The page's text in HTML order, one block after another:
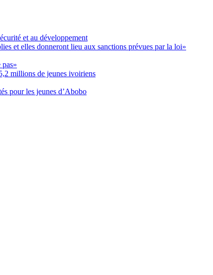
et au développement
et elles donneront lieu aux sanctions prévues par la loi»
millions de jeunes ivoiriens
pour les jeunes d’Abobo